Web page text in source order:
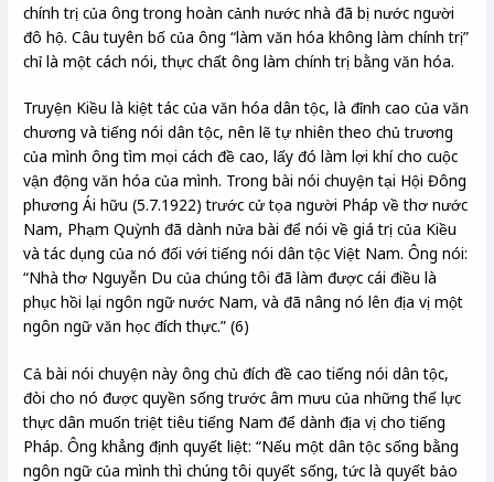
chính trị của ông trong hoàn cảnh nước nhà đã bị nước người
đô hộ. Câu tuyên bố của ông “làm văn hóa không làm chính trị”
chỉ là một cách nói, thực chất ông làm chính trị bằng văn hóa.
Truyện Kiều là kiệt tác của văn hóa dân tộc, là đỉnh cao của văn
chương và tiếng nói dân tộc, nên lẽ tự nhiên theo chủ trương
của mình ông tìm mọi cách đề cao, lấy đó làm lợi khí cho cuộc
vận động văn hóa của mình. Trong bài nói chuyện tại Hội Đông
phương Ái hữu (5.7.1922) trước cử tọa người Pháp về thơ nước
Nam, Phạm Quỳnh đã dành nửa bài để nói về giá trị của Kiều
và tác dụng của nó đối với tiếng nói dân tộc Việt Nam. Ông nói:
“Nhà thơ Nguyễn Du của chúng tôi đã làm được cái điều là
phục hồi lại ngôn ngữ nước Nam, và đã nâng nó lên địa vị một
ngôn ngữ văn học đích thực.” (6)
Cả bài nói chuyện này ông chủ đích đề cao tiếng nói dân tộc,
đòi cho nó được quyền sống trước âm mưu của những thế lực
thực dân muốn triệt tiêu tiếng Nam để dành địa vị cho tiếng
Pháp. Ông khẳng định quyết liệt: “Nếu một dân tộc sống bằng
ngôn ngữ của mình thì chúng tôi quyết sống, tức là quyết bảo